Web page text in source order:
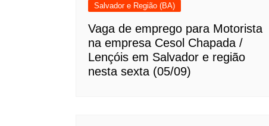
Salvador e Região (BA)
Vaga de emprego para Motorista
na empresa Cesol Chapada /
Lençóis em Salvador e região
nesta sexta (05/09)